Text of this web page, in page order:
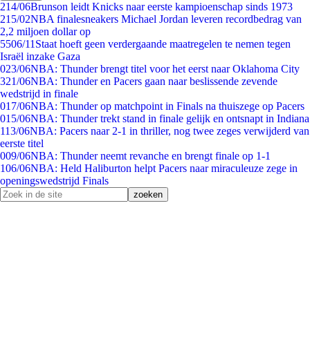
214/06Brunson leidt Knicks naar eerste kampioenschap sinds 1973
215/02NBA finalesneakers Michael Jordan leveren recordbedrag van
2,2 miljoen dollar op
5506/11 Staat hoeft geen verdergaande maatregelen te nemen tegen
Israël inzake Gaza
023/06NBA: Thunder brengt titel voor het eerst naar Oklahoma City
321/06NBA: Thunder en Pacers gaan naar beslissende zevende
wedstrijd in finale
017/06NBA: Thunder op matchpoint in Finals na thuiszege op Pacers
015/06NBA: Thunder trekt stand in finale gelijk en ontsnapt in Indiana
113/06NBA: Pacers naar 2-1 in thriller, nog twee zeges verwijderd van
eerste titel
009/06NBA: Thunder neemt revanche en brengt finale op 1-1
106/06NBA: Held Haliburton helpt Pacers naar miraculeuze zege in
openingswedstrijd Finals